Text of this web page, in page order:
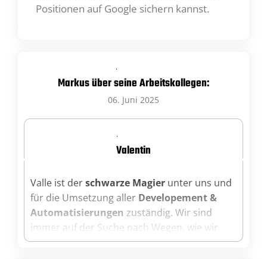
Positionen auf Google sichern kannst.
Markus über seine Arbeitskollegen:
06. Juni 2025
Valentin
Valle ist derschwarze Magier unter uns und
für die Umsetzung aller Developement &
Automatisierungen zuständig. Wir sind
immer auf der Suche nach Wegen, wie wir
Prozesse optimieren, sowieso automatisieren